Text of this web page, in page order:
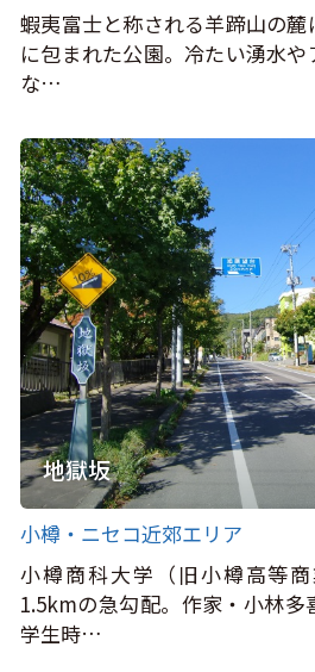
蝦夷富士と称される羊蹄山の
に包まれた公園。冷たい湧水
な…
地獄坂
小樽・ニセコ近郊エリア
小樽商科大学（旧小樽高等
1.5kmの急勾配。作家・小林
学生時…